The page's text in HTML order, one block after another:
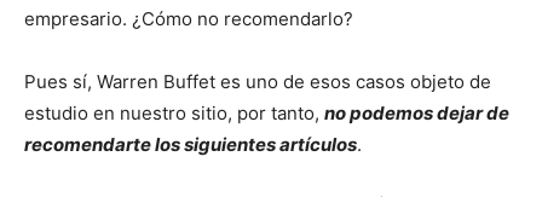
empresario. ¿Cómo no recomendarlo?
Pues sí, Warren Buffet es uno de esos casos objeto de
estudio en nuestro sitio, por tanto, no podemos dejar de
recomendarte los siguientes artículos.